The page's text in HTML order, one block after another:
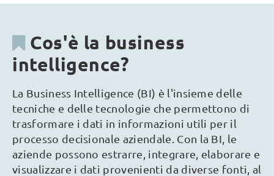
Cos'è la business
intelligence?
La Business Intelligence (BI) è l'insieme delle
tecniche e delle tecnologie che permettono di
trasformare i dati in informazioni utili per il
processo decisionale aziendale. Con la BI, le
aziende possono estrarre, integrare, elaborare e
visualizzare i dati provenienti da diverse fonti, al